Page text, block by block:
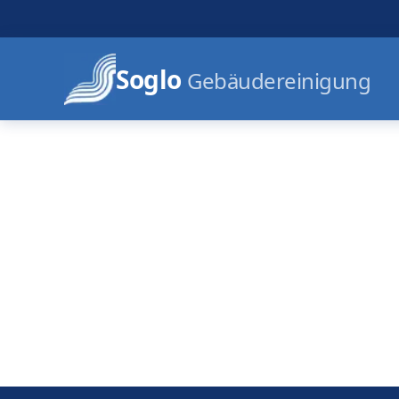
Soglo Gebäudereinigung